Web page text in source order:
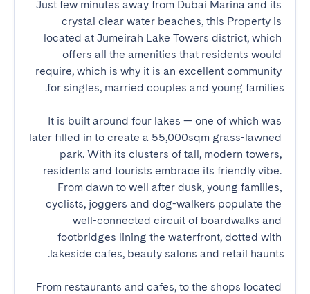
Just few minutes away from Dubai Marina and its
crystal clear water beaches, this Property is
located at Jumeirah Lake Towers district, which
offers all the amenities that residents would
require, which is why it is an excellent community
It is built around four lakes — one of which was
later filled in to create a 55,000sqm grass-lawned
park. With its clusters of tall, modern towers,
residents and tourists embrace its friendly vibe.
From dawn to well after dusk, young families,
cyclists, joggers and dog-walkers populate the
well-connected circuit of boardwalks and
footbridges lining the waterfront, dotted with
From restaurants and cafes, to the shops located